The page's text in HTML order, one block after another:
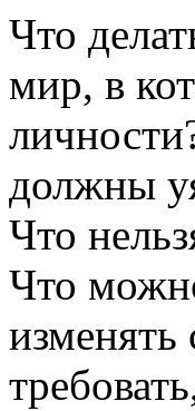
Что
мир, в
должны
Что
Что